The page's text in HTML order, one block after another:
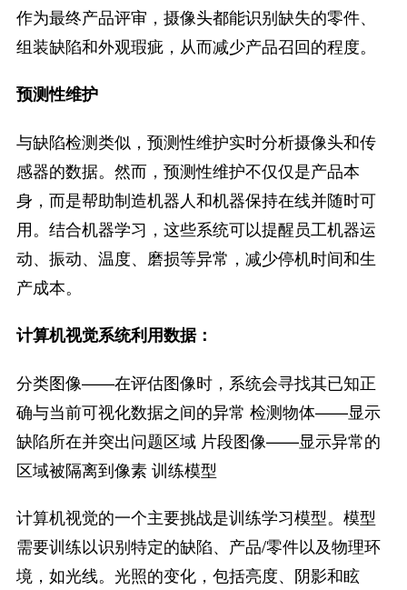
作为最终产品评审，摄像头都能识别缺失的零件、
组装缺陷和外观瑕疵，从而减少产品召回的程度。
预测性维护
与缺陷检测类似，预测性维护实时分析摄像头和传
感器的数据。然而，预测性维护不仅仅是产品本
身，而是帮助制造机器人和机器保持在线并随时可
用。结合机器学习，这些系统可以提醒员工机器运
动、振动、温度、磨损等异常，减少停机时间和生
产成本。
计算机视觉系统利用数据：
分类图像——在评估图像时，系统会寻找其已知正
确与当前可视化数据之间的异常 检测物体——显示
缺陷所在并突出问题区域 片段图像——显示异常的
区域被隔离到像素 训练模型
计算机视觉的一个主要挑战是训练学习模型。模型
需要训练以识别特定的缺陷、产品/零件以及物理环
境，如光线。光照的变化，包括亮度、阴影和眩